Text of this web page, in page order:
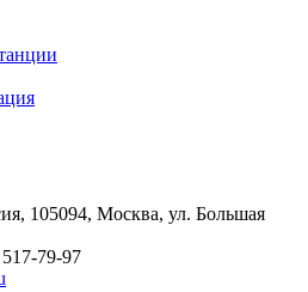
105094, Москва, ул. Большая
79-97